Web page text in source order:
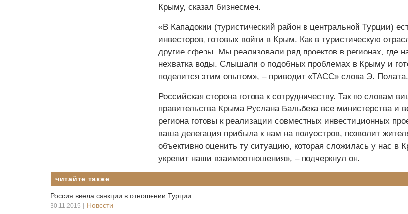
Крыму, сказал бизнесмен.
«В Кападокии (туристический район в центральной Турции)
инвесторов, готовых войти в Крым. Как в туристическую
другие сферы. Мы реализовали ряд проектов в регионах, где
нехватка воды. Слышали о подобных проблемах в Крыму и
поделится этим опытом», – приводит «ТАСС» слова Э. Полата.
Российская сторона готова к сотрудничеству. Так по словам
правительства Крыма Руслана Бальбека все министерства и
региона готовы к реализации совместных инвестиционных
ваша делегация прибыла к нам на полуостров, позволит
объективно оценить ту ситуацию, которая сложилась у нас в
укрепит наши взаимоотношения», – подчеркнул он.
читайте также
Россия ввела санкции в отношении Турции
30.11.2015 | Новости